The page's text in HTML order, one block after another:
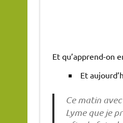
Et qu’apprend-on
Et
Ce matin
Lyme que je